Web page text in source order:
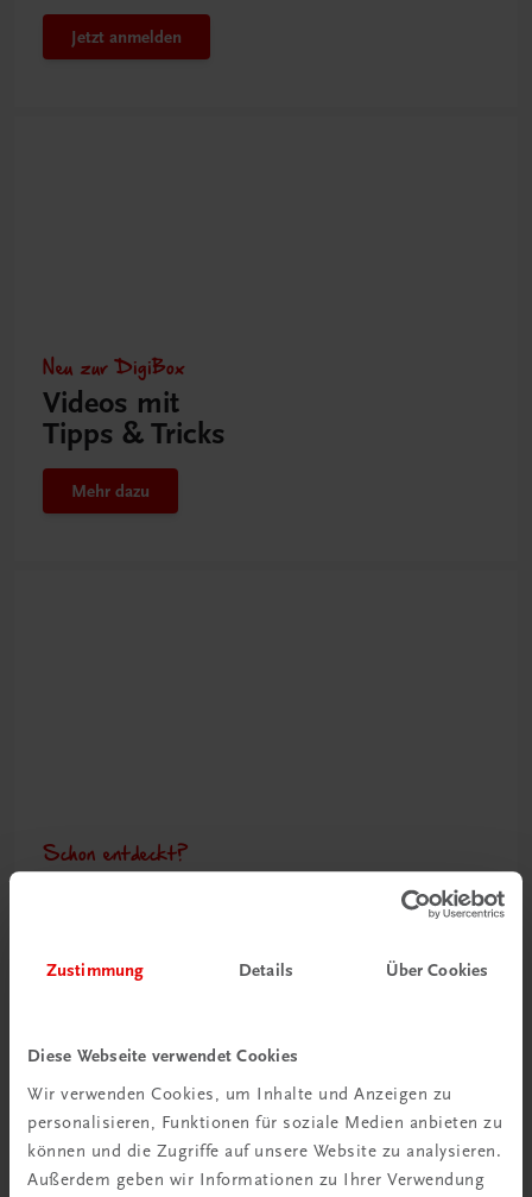
Zustimmung Details Über Cookies
Diese Webseite verwendet Cookies
Wir verwenden Cookies, um Inhalte und Anzeigen zu
personalisieren, Funktionen für soziale Medien anbieten zu
können und die Zugriffe auf unsere Website zu analysieren.
Außerdem geben wir Informationen zu Ihrer Verwendung
Jetzt anmelden
Neu zur DigiBox
Videos mit
Tipps & Tricks
Mehr dazu
Schon entdeckt?